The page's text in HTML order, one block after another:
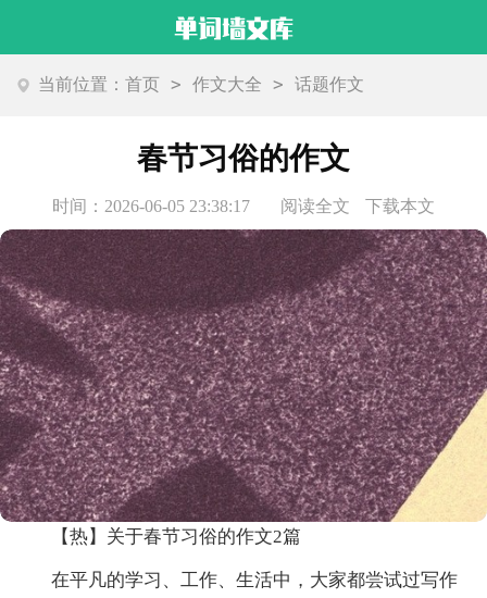
当前位置：首页 > 作文大全 > 话题作文
春节习俗的作文
时间：2026-06-05 23:38:17 阅读全文 下载本文
【热】关于春节习俗的作文2篇
在平凡的学习、工作、生活中，大家都尝试过写作